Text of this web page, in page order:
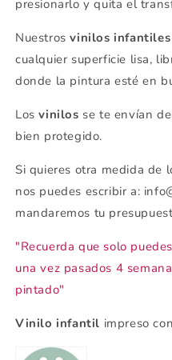
presionarlo y quita el
Nuestrosvinilos infantiles
cualquier superficie lisa,
donde la pintura esté en
Losvinilos se te envían
bien protegido.
Si quieres otra medida de
nos puedes escribir a:
mandaremos tu
"Recuerda que solo
una vez pasados 4
pintado"
Vinilo infantil impreso